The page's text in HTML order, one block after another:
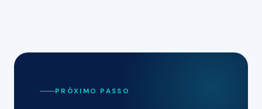
PRÓXIMO PASSO